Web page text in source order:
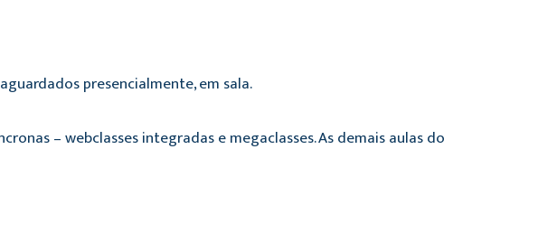
presencialmente, em sala.
– webclasses integradas e megaclasses. As demais aulas do